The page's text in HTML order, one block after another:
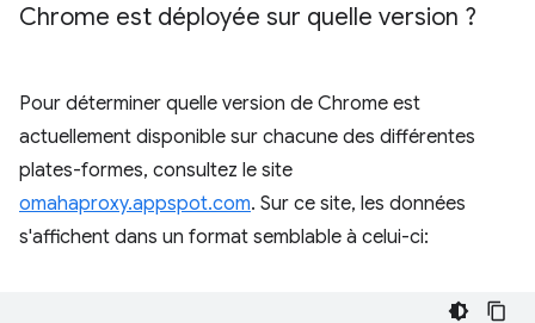
Chrome est déployée sur quelle version ?
Pour déterminer quelle version de Chrome est
actuellement disponible sur chacune des différentes
plates-formes, consultez le site
omahaproxy.appspot.com. Sur ce site, les données
s'affichent dans un format semblable à celui-ci: